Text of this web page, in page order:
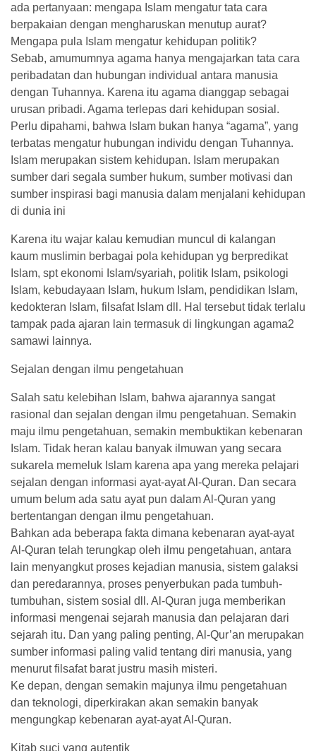
ada pertanyaan: mengapa Islam mengatur tata cara
berpakaian dengan mengharuskan menutup aurat?
Mengapa pula Islam mengatur kehidupan politik?
Sebab, amumumnya agama hanya mengajarkan tata cara
peribadatan dan hubungan individual antara manusia
dengan Tuhannya. Karena itu agama dianggap sebagai
urusan pribadi. Agama terlepas dari kehidupan sosial.
Perlu dipahami, bahwa Islam bukan hanya “agama”, yang
terbatas mengatur hubungan individu dengan Tuhannya.
Islam merupakan sistem kehidupan. Islam merupakan
sumber dari segala sumber hukum, sumber motivasi dan
sumber inspirasi bagi manusia dalam menjalani kehidupan
di dunia ini
Karena itu wajar kalau kemudian muncul di kalangan
kaum muslimin berbagai pola kehidupan yg berpredikat
Islam, spt ekonomi Islam/syariah, politik Islam, psikologi
Islam, kebudayaan Islam, hukum Islam, pendidikan Islam,
kedokteran Islam, filsafat Islam dll. Hal tersebut tidak terlalu
tampak pada ajaran lain termasuk di lingkungan agama2
samawi lainnya.
Sejalan dengan ilmu pengetahuan
Salah satu kelebihan Islam, bahwa ajarannya sangat
rasional dan sejalan dengan ilmu pengetahuan. Semakin
maju ilmu pengetahuan, semakin membuktikan kebenaran
Islam. Tidak heran kalau banyak ilmuwan yang secara
sukarela memeluk Islam karena apa yang mereka pelajari
sejalan dengan informasi ayat-ayat Al-Quran. Dan secara
umum belum ada satu ayat pun dalam Al-Quran yang
bertentangan dengan ilmu pengetahuan.
Bahkan ada beberapa fakta dimana kebenaran ayat-ayat
Al-Quran telah terungkap oleh ilmu pengetahuan, antara
lain menyangkut proses kejadian manusia, sistem galaksi
dan peredarannya, proses penyerbukan pada tumbuh-
tumbuhan, sistem sosial dll. Al-Quran juga memberikan
informasi mengenai sejarah manusia dan pelajaran dari
sejarah itu. Dan yang paling penting, Al-Qur’an merupakan
sumber informasi paling valid tentang diri manusia, yang
menurut filsafat barat justru masih misteri.
Ke depan, dengan semakin majunya ilmu pengetahuan
dan teknologi, diperkirakan akan semakin banyak
mengungkap kebenaran ayat-ayat Al-Quran.
Kitab suci yang autentik